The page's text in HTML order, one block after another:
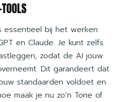
essentieel bij het werken
en Claude. Je kunt zelfs
zodat de AI jouw
Dit garandeert dat
standaarden voldoet en
maak je nu zo’n Tone of